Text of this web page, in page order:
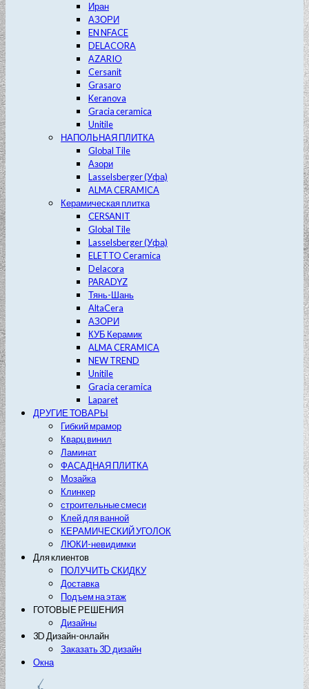
Иран
АЗОРИ
EN NFACE
DELACORA
AZARIO
Cersanit
Grasaro
Keranova
Gracia ceramica
Unitile
НАПОЛЬНАЯ ПЛИТКА
Global Tile
Азори
Lasselsberger (Уфа)
ALMA CERAMICA
Керамическая плитка
CERSANIT
Global Tile
Lasselsberger (Уфа)
ELETTO Ceramica
Delacora
PARADYZ
Тянь-Шань
AltaCera
АЗОРИ
КУБ Керамик
ALMA CERAMICA
NEW TREND
Unitile
Gracia ceramica
Laparet
ДРУГИЕ ТОВАРЫ
Гибкий мрамор
Кварц винил
Ламинат
ФАСАДНАЯ ПЛИТКА
Мозайка
Клинкер
строительные смеси
Клей для ванной
КЕРАМИЧЕСКИЙ УГОЛОК
ЛЮКИ-невидимки
Для клиентов
ПОЛУЧИТЬ СКИДКУ
Доставка
Подъем на этаж
ГОТОВЫЕ РЕШЕНИЯ
Дизайны
3D Дизайн-онлайн
Заказать 3D дизайн
Окна